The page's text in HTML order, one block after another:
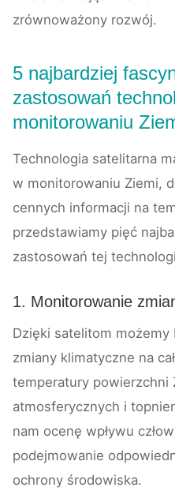
zrównoważony rozwój.
5 najbardziej
zastosowań
monitorowaniu
Technologia satelitarna
w monitorowaniu Ziemi,
cennych informacji na
przedstawiamy pięć
zastosowań tej
1. Monitorowanie
Dzięki satelitom
zmiany klimatyczne na
temperatury powierzchni
atmosferycznych i
nam ocenę wpływu
podejmowanie
ochrony środowiska.